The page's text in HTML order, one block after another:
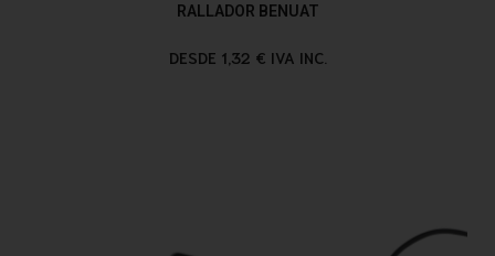
RALLADOR BENUAT
DESDE 1,32 € IVA INC.